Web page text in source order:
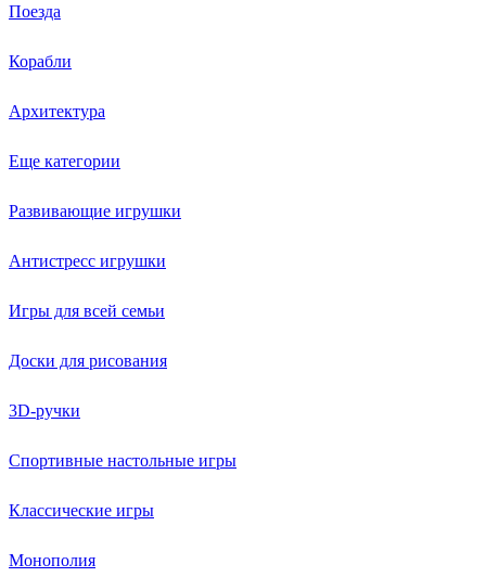
Поезда
Корабли
Архитектура
Еще категории
Развивающие игрушки
Антистресс игрушки
Игры для всей семьи
Доски для рисования
3D-ручки
Спортивные настольные игры
Классические игры
Монополия